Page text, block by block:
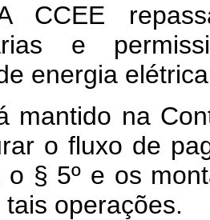
e
energia
mantido na
o fluxo de
§ 5º e os
operações.